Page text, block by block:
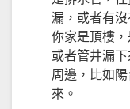
漏，或者有
你家是頂樓
或者管井漏
周邊，比如
來。